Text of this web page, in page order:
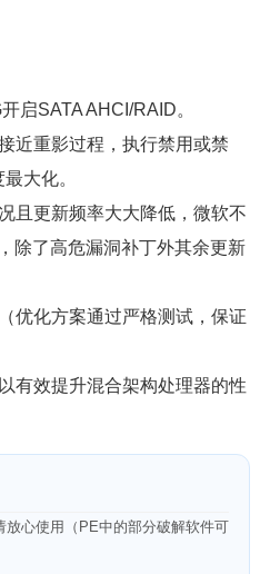
启SATA AHCI/RAID。
近重影过程，执行禁用或禁
大化。
且更新频率大大降低，微软不
除了高危漏洞补丁外其余更新
优化方案通过严格测试，保证
有效提升混合架构处理器的性
心使用（PE中的部分破解软件可